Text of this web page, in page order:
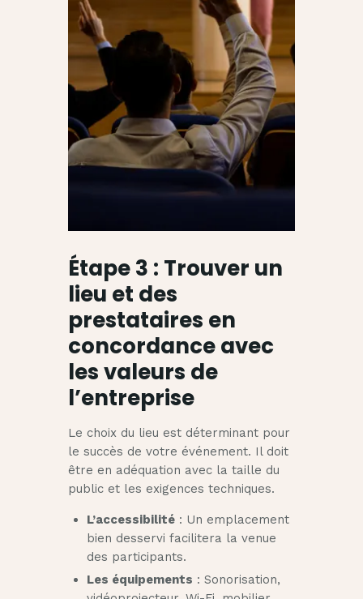
Étape 3 : Trouver un
lieu et des
prestataires en
concordance avec
les valeurs de
l’entreprise
Le choix du lieu est déterminant pour
le succès de votre événement. Il doit
être en adéquation avec la taille du
public et les exigences techniques.
L’accessibilité: Un emplacement
bien desservi facilitera la venue
des participants.
Les équipements : Sonorisation,